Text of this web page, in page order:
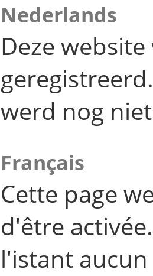
Nederlands
Deze
werd nog
Français
Cette page
d'être
l'istant